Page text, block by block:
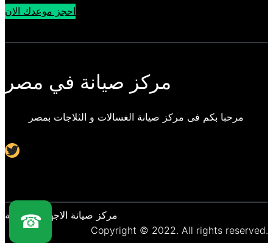
احجز موعدك الان
مركز صيانة في مصر
مرحبا بكم فى مركز صيانة الغسالات و الثلاجات بمصر
Twitter
مركز صيانة الاجهزة المنزلية
Copyright © 2022. All rights reserved.
☎